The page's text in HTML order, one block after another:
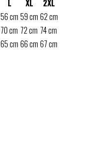
L XL
2XL
56 cm 59 cm 62 cm
70 cm 72 cm 74 cm
65 cm 66 cm 67 cm